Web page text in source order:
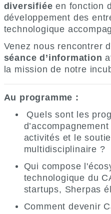
diversifiée en fonction
développement des
technologique
Venez nous rencontrer
séance d’information
la mission de notre
Au programme :
Quels sont les
activités et le
multidisciplinaire ?
Qui compose
technologique du
startups, Sherpas
Comment devenir